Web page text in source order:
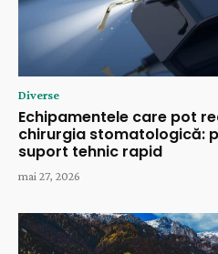
Diverse
Echipamentele care pot
chirurgia stomatologică:
suport tehnic rapid
mai 27, 2026